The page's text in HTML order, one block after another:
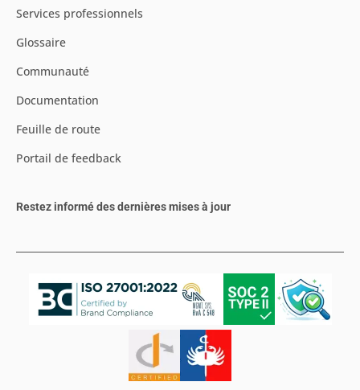
Services professionnels
Glossaire
Communauté
Documentation
Feuille de route
Portail de feedback
Restez informé des dernières mises à jour